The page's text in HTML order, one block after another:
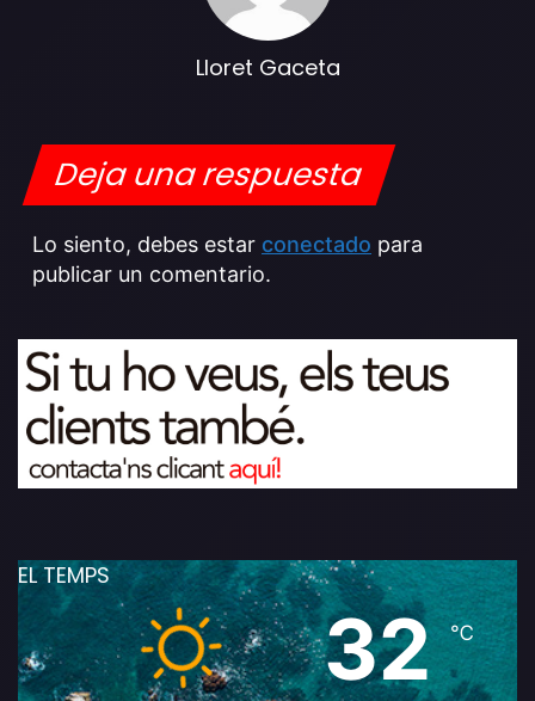
Lloret Gaceta
Deja una respuesta
Lo siento, debes estar conectado para
publicar un comentario.
EL TEMPS
32℃